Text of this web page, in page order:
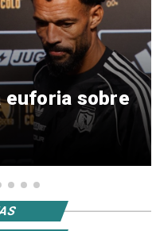
euforia sobre